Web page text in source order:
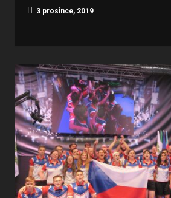
3 prosince, 2019